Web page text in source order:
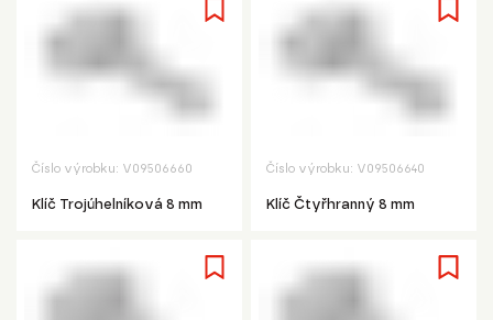
Číslo výrobku: V09506660
Klíč Trojúhelníková 8 mm
Číslo výrobku: V09506640
Klíč Čtyřhranný 8 mm